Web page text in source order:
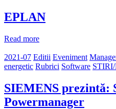
EPLAN
Read more
2021-07 Editii Eveniment
energetic Rubrici Software
SIEMENS prezintă:
Powermanager